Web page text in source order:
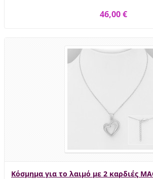
46,00 €
Κόσμημα για το λαιμό με 2 καρδιές